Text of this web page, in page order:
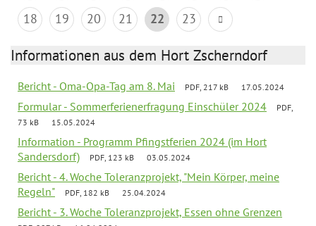
18
19 20 21 22 23
Informationen aus dem Hort Zscherndorf
Bericht - Oma-Opa-Tag am 8. Mai PDF, 217 kB 17.05.2024
Formular - Sommerferienerfragung Einschüler 2024
PDF,
73 kB
15.05.2024
Information - Programm Pfingstferien 2024 (im Hort
Sandersdorf)
PDF, 123 kB 03.05.2024
Bericht - 4. Woche Toleranzprojekt, "Mein Körper, meine
Regeln"
PDF, 182 kB 25.04.2024
Bericht - 3. Woche Toleranzprojekt, Essen ohne Grenzen